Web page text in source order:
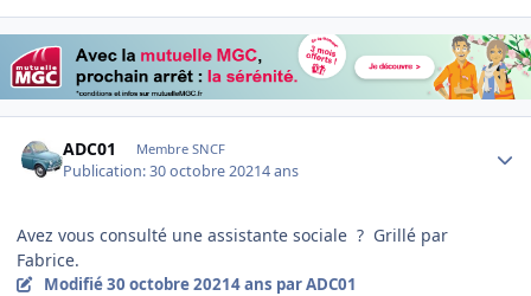
ADC01 Membre SNCF
Publication:30 octobre 20214 ans
Avez vous consulté une assistante sociale ? Grillé par
Fabrice.
Modifié30 octobre 20214 ans par ADC01